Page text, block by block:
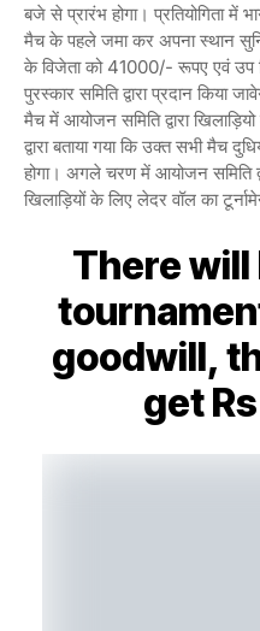
बजे से प्रारंभ होगा। प्रतियोगिता
मैच के पहले जमा कर अपना स्थान
के विजेता को 41000/- रूपए एवं
पुरस्कार समिति द्वारा प्रदान किया
मैच में आयोजन समिति द्वारा
द्वारा बताया गया कि उक्त सभी मैच
होगा। अगले चरण में आयोजन समिति
खिलाड़ियों के लिए लेदर वॉल का
There
goodwill,
get